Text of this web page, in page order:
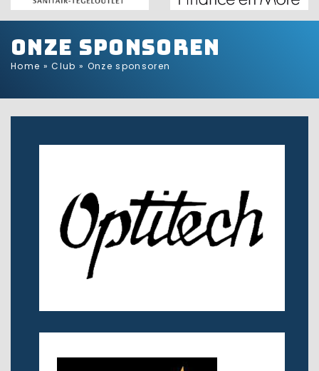
Onze sponsoren
Home »Club » Onze sponsoren